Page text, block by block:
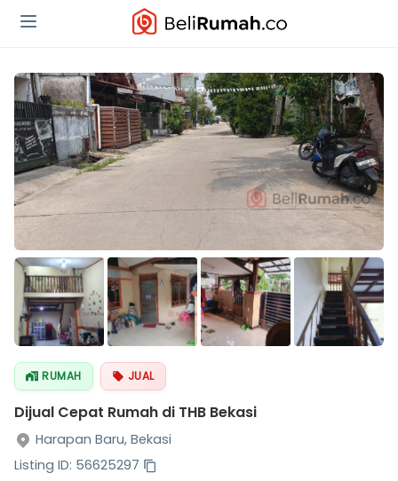
RUMAH JUAL
Dijual Cepat Rumah di THB Bekasi
Harapan Baru, Bekasi
Listing ID: 56625297